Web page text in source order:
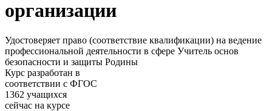
организации
Удостоверяет право (соответствие квалификации) на ведение
профессиональной деятельности в сфере Учитель основ
безопасности и защиты Родины
Курс разработан в
соответствии с ФГОС
1362 учащихся
сейчас на курсе